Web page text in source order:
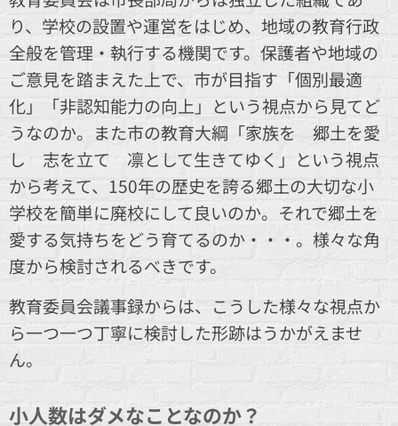
り、学校の設置や運営をはじめ、地域の教育行政
全般を管理・執行する機関です。保護者や地域の
ご意見を踏まえた上で、市が目指す「個別最適
化」「非認知能力の向上」という視点から見てど
うなのか。また市の教育大綱「家族を 郷土を愛
し 志を立て 凛として生きてゆく」という視点
から考えて、150年の歴史を誇る郷土の大切な小
学校を簡単に廃校にして良いのか。それで郷土を
愛する気持ちをどう育てるのか・・・。様々な角
度から検討されるべきです。
教育委員会議事録からは、こうした様々な視点か
ら一つ一つ丁寧に検討した形跡はうかがえませ
ん。
小人数はダメなことなのか？